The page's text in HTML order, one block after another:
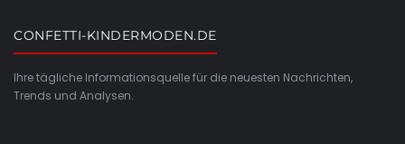
CONFETTI-KINDERMODEN.DE
Ihre tägliche Informationsquelle für die neuesten Nachrichten,
Trends und Analysen.